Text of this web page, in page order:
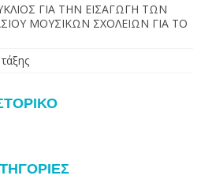
ΓΙΑ ΤΗΝ ΕΙΣΑΓΩΓΗ ΤΩΝ
ΜΟΥΣΙΚΩΝ ΣΧΟΛΕΙΩΝ ΓΙΑ ΤΟ